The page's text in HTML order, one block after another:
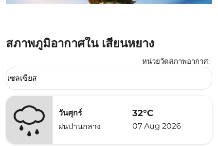
สภาพภูมิอากาศใน เสียนหยาง
หน่วยวัดสภาพอากาศ:
Weather unit option เซลเซียส Selected
เซลเซียส
keyboard_arrow_down
วันศุกร์
ฝนปานกลาง
32°C
07 Aug 2026